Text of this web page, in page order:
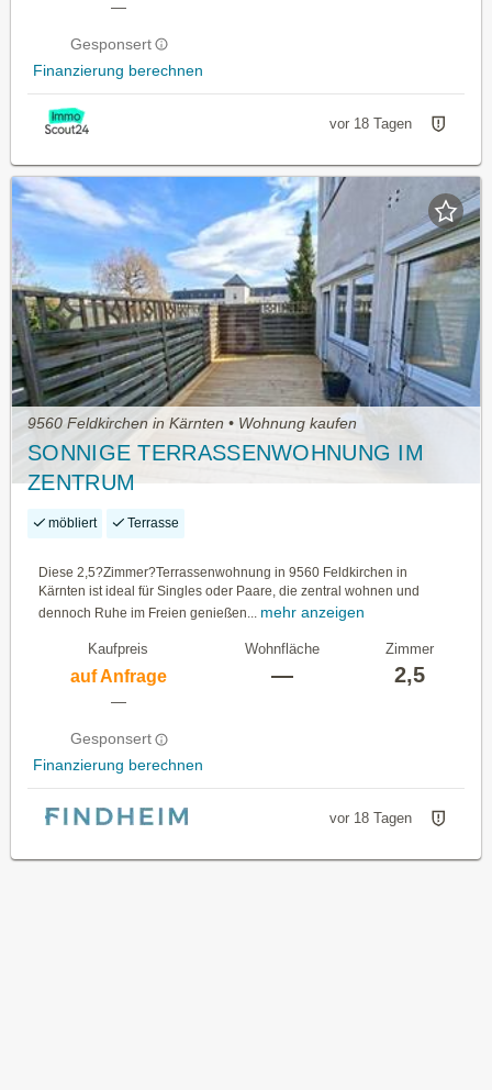
—
Gesponsert
Finanzierung berechnen
vor 18 Tagen
9560 Feldkirchen in Kärnten • Wohnung kaufen
SONNIGE TERRASSENWOHNUNG IM
ZENTRUM
möbliert Terrasse
Diese 2,5?Zimmer?Terrassenwohnung in 9560 Feldkirchen in
Kärnten ist ideal für Singles oder Paare, die zentral wohnen und
dennoch Ruhe im Freien genießen... mehr anzeigen
Kaufpreis
auf Anfrage
—
Gesponsert
Finanzierung berechnen
Wohnfläche
—
Zimmer
2,5
vor 18 Tagen